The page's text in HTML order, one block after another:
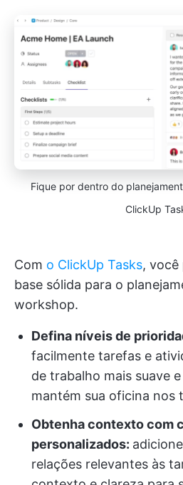
Fique por dentro do
ClickUp
Com o ClickUp Tasks, você
base sólida para o
workshop.
Defina níveis de
facilmente tarefas e
de trabalho mais suave
mantém sua oficina nos
Obtenha contexto com
personalizados:
relações relevantes às